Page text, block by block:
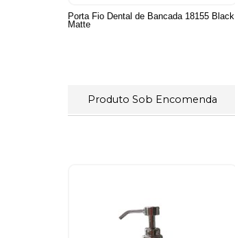
Porta Fio Dental de Bancada 18155 Black
Matte
Produto Sob Encomenda